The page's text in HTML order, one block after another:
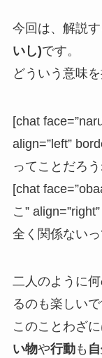
今回は、解説
いし)です。
どういう意味
[chat
align=”left”
ってことだろ
[chat
こ”
全く関係ない
二人のように
るのも楽しいで
このことわざ
い物や行動も